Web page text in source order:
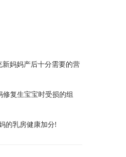
妈妈产后十分需要的营
复生宝宝时受损的组
的乳房健康加分!